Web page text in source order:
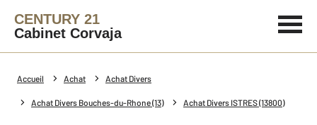
CENTURY 21
Cabinet Corvaja
Accueil Achat Achat Divers
Achat Divers Bouches-du-Rhone (13) Achat Divers ISTRES (13800)